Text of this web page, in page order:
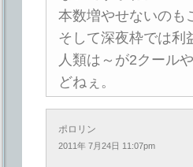
本数増やせないの
そして深夜枠では利
人類は～が2クール
どねぇ。
ポロリン
2011年 7月24日 11:07pm